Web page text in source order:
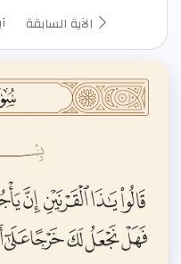
الآية السابقة